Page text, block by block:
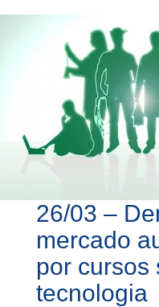
26/03 –
mercado
por cursos
tecnologia